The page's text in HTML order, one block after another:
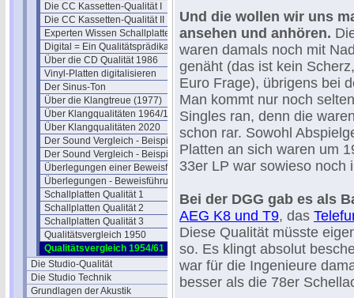
Die CC Kassetten-Qualität I
Die CC Kassetten-Qualität II
Experten Wissen Schallplatte
Digital = Ein Qualitätsprädikat ?
Über die CD Qualität 1986
Vinyl-Platten digitalisieren
Der Sinus-Ton
Über die Klangtreue (1977)
Über Klangqualitäten 1964/1976
Über Klangqualitäten 2020
Der Sound Vergleich - Beispiele 1
Der Sound Vergleich - Beispiele 2
Überlegungen einer Beweisführung
Überlegungen - Beweisführung II
Schallplatten Qualität 1
Schallplatten Qualität 2
Schallplatten Qualität 3
Qualitätsvergleich 1950
Qualitätsvergleich 1954/61
Die Studio-Qualität
Die Studio Technik
Grundlagen der Akustik
Und die wollen wir uns
ansehen und anhören.
waren damals noch mit
genäht (das ist kein
Euro Frage), übrigens bei
Man kommt nur noch
Singles ran, denn die
schon rar. Sowohl
Platten an sich waren um
33er LP war sowieso noch
Bei der DGG gab es als
AEG K8 und T9, das
Diese Qualität müsste
so. Es klingt absolut
war für die Ingenieure
besser als die 78er